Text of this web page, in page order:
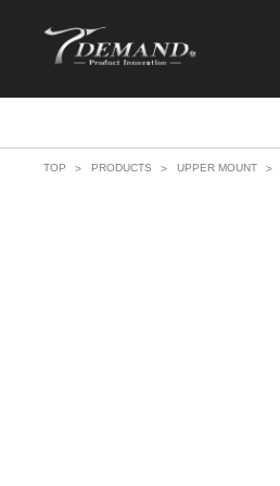
TOP PRODUCTS UPPER MOUNT